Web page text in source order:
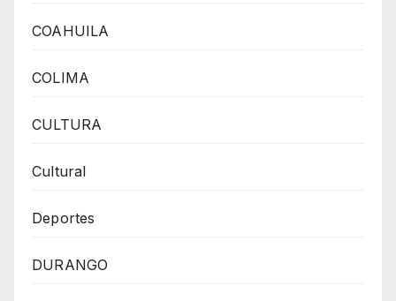
COAHUILA
COLIMA
CULTURA
Cultural
Deportes
DURANGO